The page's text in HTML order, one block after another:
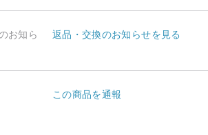
お知ら
返品・交換のお知らせを見る
この商品を通報